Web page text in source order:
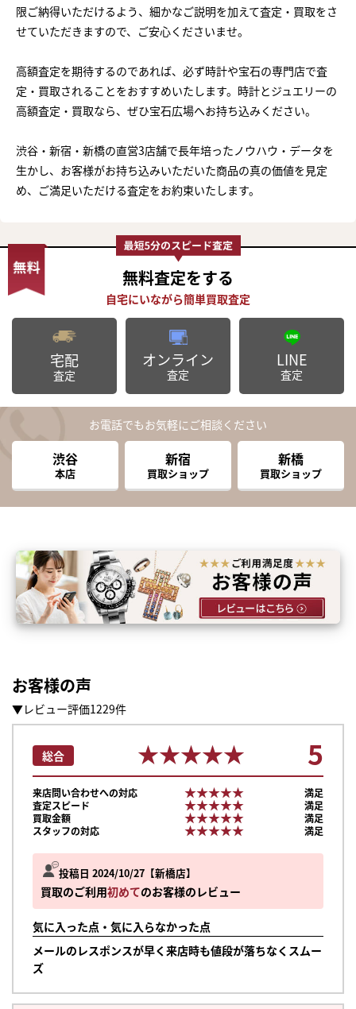
限ご納得いただけるよう、細かなご説明を加えて査定・買取をさ
せていただきますので、ご安心くださいませ。
高額査定を期待するのであれば、必ず時計や宝石の専門店で査
定・買取されることをおすすめいたします。時計とジュエリーの
高額査定・買取なら、ぜひ宝石広場へお持ち込みください。
渋谷・新宿・新橋の直営3店舗で長年培ったノウハウ・データを
生かし、お客様がお持ち込みいただいた商品の真の価値を見定
め、ご満足いただける査定をお約束いたします。
無料査定をする
宅配
査定
オンライン
査定
LINE
査定
お電話でもお気軽にご相談ください
渋谷
本店
新宿
買取ショップ
新橋
買取ショップ
お客様の声
▼レビュー評価1229件
投稿日 2024/10/27 新橋店
買取のご利用初めてのお客様のレビュー
気に入った点・気に入らなかった点
メールのレスポンスが早く来店時も値段が落ちなくスムー
ズ
総合 ★★★★★
★★★★★ 5
来店問い合わせへの対応 ★★★★★
★★★★★
満足
査定スピード
★★★★★
★★★★★
満足
買取金額
★★★★★
★★★★★
満足
スタッフの対応
★★★★★
★★★★★ 満足